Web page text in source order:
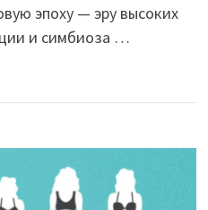
эпоху — эру высоких
и симбиоза …